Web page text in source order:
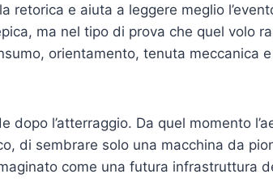
retorica e aiuta a leggere meglio
ma nel tipo di prova che quel volo
orientamento, tenuta meccanica
dopo l’atterraggio. Da quel momento
di sembrare solo una macchina da
come una futura infrastruttura